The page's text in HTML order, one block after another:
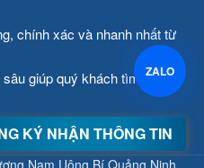
chính xác và nhanh nhất từ
giúp quý khách tìm căn hộ
CĐT
Nam Uông Bí Quảng Ninh.
KÝ NHẬN THÔNG TIN
ZALO